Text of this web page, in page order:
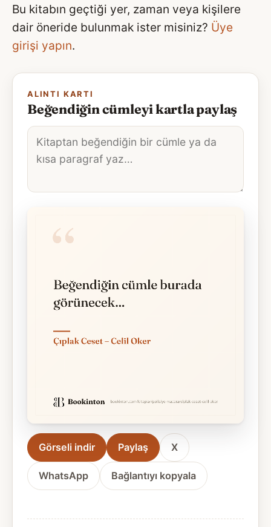
Bu kitabın geçtiği yer, zaman veya kişilere
dair öneride bulunmak ister misiniz? Üye
girişi yapın.
ALINTI KARTI
Beğendiğin cümleyi kartla paylaş
Alıntı
metni
Görseli indir Paylaş X
WhatsApp Bağlantıyı kopyala